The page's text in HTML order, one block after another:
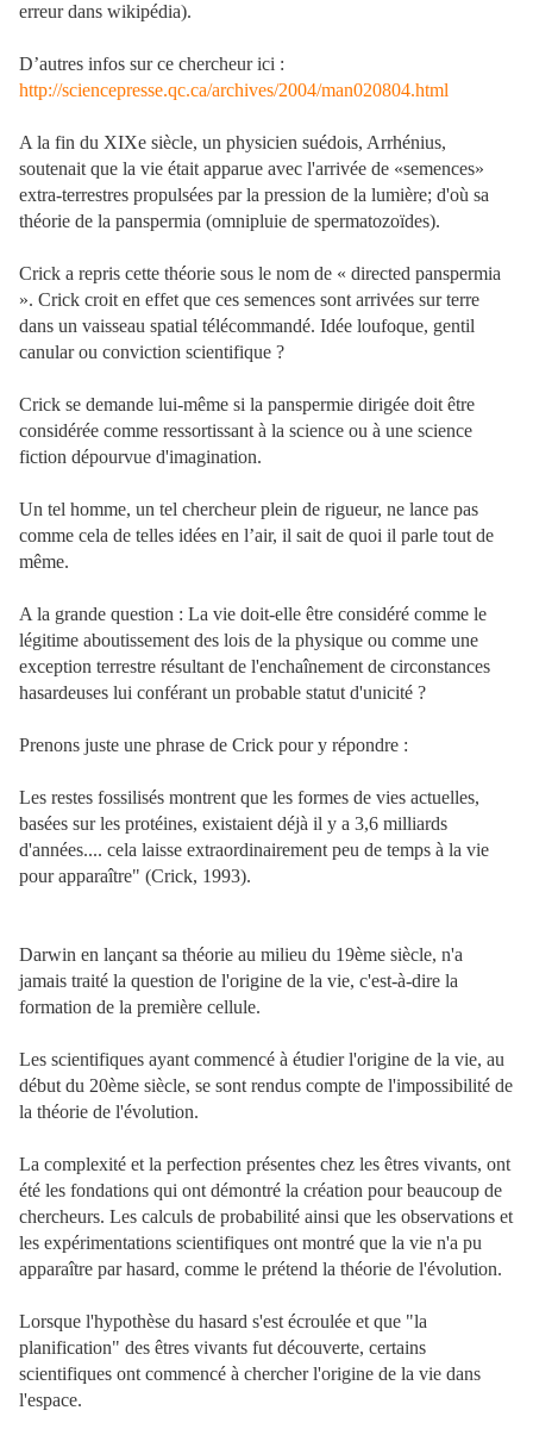
erreur dans wikipédia).
D’autres infos sur ce chercheur ici :
http://sciencepresse.qc.ca/archives/2004/man020804.html
A la fin du XIXe siècle, un physicien suédois, Arrhénius,
soutenait que la vie était apparue avec l'arrivée de «semences»
extra-terrestres propulsées par la pression de la lumière; d'où sa
théorie de la panspermia (omnipluie de spermatozoïdes).
Crick a repris cette théorie sous le nom de « directed panspermia
». Crick croit en effet que ces semences sont arrivées sur terre
dans un vaisseau spatial télécommandé. Idée loufoque, gentil
canular ou conviction scientifique ?
Crick se demande lui-même si la panspermie dirigée doit être
considérée comme ressortissant à la science ou à une science
fiction dépourvue d'imagination.
Un tel homme, un tel chercheur plein de rigueur, ne lance pas
comme cela de telles idées en l’air, il sait de quoi il parle tout de
même.
A la grande question : La vie doit-elle être considéré comme le
légitime aboutissement des lois de la physique ou comme une
exception terrestre résultant de l'enchaînement de circonstances
hasardeuses lui conférant un probable statut d'unicité ?
Prenons juste une phrase de Crick pour y répondre :
Les restes fossilisés montrent que les formes de vies actuelles,
basées sur les protéines, existaient déjà il y a 3,6 milliards
d'années.... cela laisse extraordinairement peu de temps à la vie
pour apparaître" (Crick, 1993).
Darwin en lançant sa théorie au milieu du 19ème siècle, n'a
jamais traité la question de l'origine de la vie, c'est-à-dire la
formation de la première cellule.
Les scientifiques ayant commencé à étudier l'origine de la vie, au
début du 20ème siècle, se sont rendus compte de l'impossibilité de
la théorie de l'évolution.
La complexité et la perfection présentes chez les êtres vivants, ont
été les fondations qui ont démontré la création pour beaucoup de
chercheurs. Les calculs de probabilité ainsi que les observations et
les expérimentations scientifiques ont montré que la vie n'a pu
apparaître par hasard, comme le prétend la théorie de l'évolution.
Lorsque l'hypothèse du hasard s'est écroulée et que "la
planification" des êtres vivants fut découverte, certains
scientifiques ont commencé à chercher l'origine de la vie dans
l'espace.